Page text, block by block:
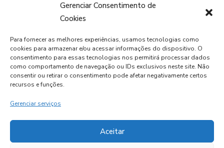
Gerenciar Consentimento de
Cookies
Para fornecer as melhores experiências, usamos tecnologias como
cookies para armazenar e/ou acessar informações do dispositivo. O
consentimento para essas tecnologias nos permitirá processar dados
como comportamento de navegação ou IDs exclusivos neste site. Não
consentir ou retirar o consentimento pode afetar negativamente certos
recursos e funções.
Gerenciar serviços
Aceitar
MORMAÇO, BR
83%
21°C